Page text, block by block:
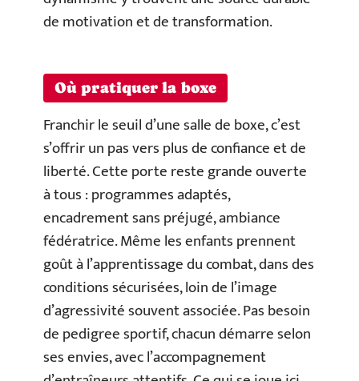
de motivation et de transformation.
Où pratiquer la boxe
Franchir le seuil d’une salle de boxe, c’est
s’offrir un pas vers plus de confiance et de
liberté. Cette porte reste grande ouverte
à tous : programmes adaptés,
encadrement sans préjugé, ambiance
fédératrice. Même les enfants prennent
goût à l’apprentissage du combat, dans des
conditions sécurisées, loin de l’image
d’agressivité souvent associée. Pas besoin
de pedigree sportif, chacun démarre selon
ses envies, avec l’accompagnement